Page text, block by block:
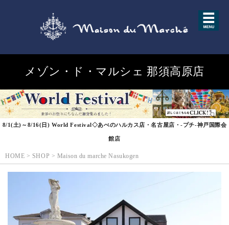
メゾン・ド・マルシェ 那須高原店
8/1(土)～8/16(日) World Festival◇あべのハルカス店・名古屋店・-プチ-神戸国際会
館店
HOME > SHOP > Maison du marche Nasukogen